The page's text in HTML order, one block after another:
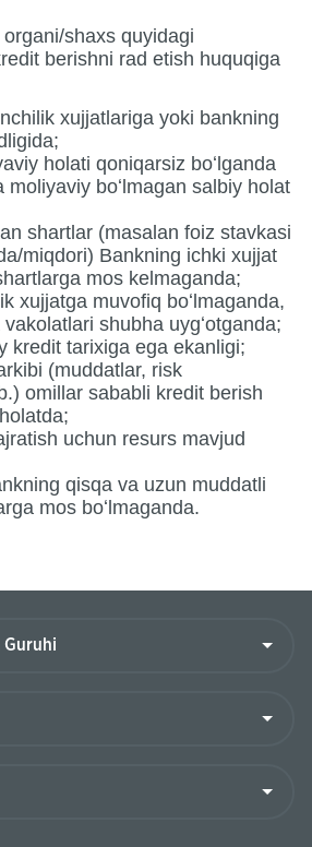
shaxs quyidagi
berishni rad etish huquqiga
xujjatlariga yoki bankning
holati qoniqarsiz boʻlganda
moliyaviy boʻlmagan salbiy holat
shartlar (masalan foiz stavkasi
miqdori) Bankning ichki xujjat
mos kelmaganda;
xujjatga muvofiq boʻlmaganda,
shubha uygʻotganda;
tarixiga ega ekanligi;
(muddatlar, risk
omillar sababli kredit berish
uchun resurs mavjud
qisqa va uzun muddatli
mos boʻlmaganda.